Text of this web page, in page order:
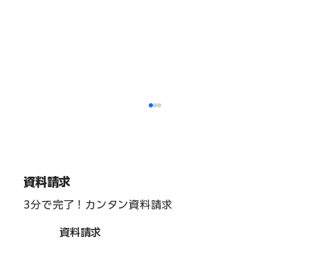
資料請求
3分で完了！カンタン資料請求
資料請求